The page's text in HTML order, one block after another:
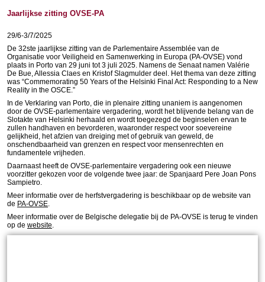
Jaarlijkse zitting OVSE-PA
29/6-3/7/2025
De 32ste jaarlijkse zitting van de Parlementaire Assemblée van de
Organisatie voor Veiligheid en Samenwerking in Europa (PA-OVSE) vond
plaats in Porto van 29 juni tot 3 juli 2025. Namens de Senaat namen Valérie
De Bue, Allessia Claes en Kristof Slagmulder deel. Het thema van deze zitting
was “Commemorating 50 Years of the Helsinki Final Act: Responding to a New
Reality in the OSCE.”
In de Verklaring van Porto, die in plenaire zitting unaniem is aangenomen
door de OVSE-parlementaire vergadering, wordt het blijvende belang van de
Slotakte van Helsinki herhaald en wordt toegezegd de beginselen ervan te
zullen handhaven en bevorderen, waaronder respect voor soevereine
gelijkheid, het afzien van dreiging met of gebruik van geweld, de
onschendbaarheid van grenzen en respect voor mensenrechten en
fundamentele vrijheden.
Daarnaast heeft de OVSE-parlementaire vergadering ook een nieuwe
voorzitter gekozen voor de volgende twee jaar: de Spanjaard Pere Joan Pons
Sampietro.
Meer informatie over de herfstvergadering is beschikbaar op de website van
de PA-OVSE.
Meer informatie over de Belgische delegatie bij de PA-OVSE is terug te vinden
op de website.